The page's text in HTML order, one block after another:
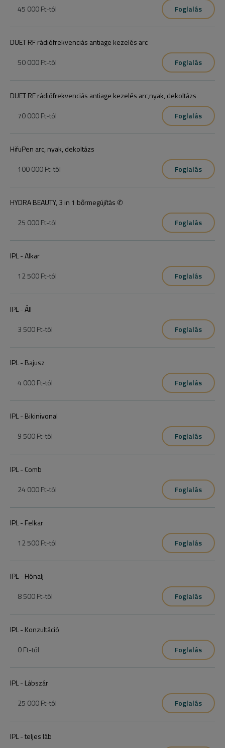
45 000 Ft-tól Foglalás
DUET RF rádiófrekvenciás antiage kezelés arc
50 000 Ft-tól Foglalás
DUET RF rádiófrekvenciás antiage kezelés arc,nyak, dekoltázs
70 000 Ft-tól Foglalás
HifuPen arc, nyak, dekoltázs
100 000 Ft-tól Foglalás
HYDRA BEAUTY, 3 in 1 bőrmegújítás ✆
25 000 Ft-tól Foglalás
IPL - Alkar
12 500 Ft-tól Foglalás
IPL - Áll
3 500 Ft-tól Foglalás
IPL - Bajusz
4 000 Ft-tól Foglalás
IPL - Bikinivonal
9 500 Ft-tól Foglalás
IPL - Comb
24 000 Ft-tól Foglalás
IPL - Felkar
12 500 Ft-tól Foglalás
IPL - Hónalj
8 500 Ft-tól Foglalás
IPL - Konzultáció
0 Ft-tól Foglalás
IPL - Lábszár
25 000 Ft-tól Foglalás
IPL - teljes láb